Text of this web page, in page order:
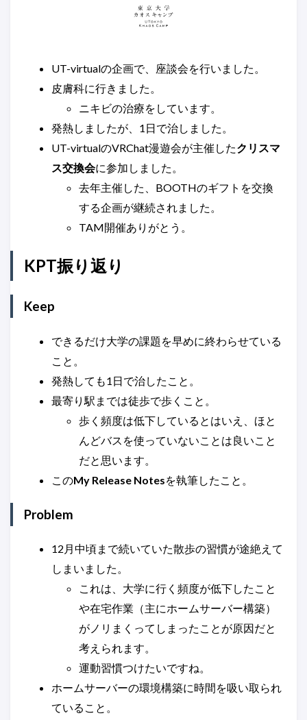
UT-virtualの企画で、座談会を行いました。
皮膚科に行きました。
ニキビの治療をしています。
発熱しましたが、1日で治しました。
UT-virtualのVRChat漫遊会が主催したクリスマ
ス交換会に参加しました。
去年主催した、BOOTHのギフトを交換
する企画が継続されました。
TAM開催ありがとう。
KPT振り返り
Keep
できるだけ大学の課題を早めに終わらせている
こと。
発熱しても1日で治したこと。
最寄り駅までは徒歩で歩くこと。
歩く頻度は低下しているとはいえ、ほと
んどバスを使っていないことは良いこと
だと思います。
このMy Release Notesを執筆したこと。
Problem
12月中頃まで続いていた散歩の習慣が途絶えて
しまいました。
これは、大学に行く頻度が低下したこと
や在宅作業（主にホームサーバー構築）
がノリまくってしまったことが原因だと
考えられます。
運動習慣つけたいですね。
ホームサーバーの環境構築に時間を吸い取られ
ていること。